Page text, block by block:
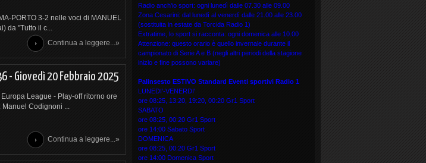
PORTO 3-2 nelle voci di MANUEL
da "Tutto il c...
Continua a leggere...»
- Giovedì 20 Febbraio 2025
League - Play-off ritorno ore
Codignoni ...
Continua a leggere...»
Radio anch'io sport: ogni lunedì dalle 07.30 alle 09.00
Zona Cesarini: dal lunedì al venerdì dalle 21.00 alle 23.00
(sostituita in estate da Torcida Radio 1)
Extratime, lo sport si racconta: ogni domenica alle 10.00
Attenzione: questo orario è quello invernale durante il
campionato di Serie A e B (negli altri periodi della stagione
inizio e fine possono variare)
Palinsesto ESTIVO Standard Eventi sportiviRadio 1
LUNEDI'-VENERDI'
ore 08:25, 13:20, 19:20, 00:20 Gr1 Sport
SABATO
ore 08:25, 00:20 Gr1 Sport
ore 14:00 Sabato Sport
DOMENICA
ore 08:25, 00:20 Gr1 Sport
ore 14:00 Domenica Sport